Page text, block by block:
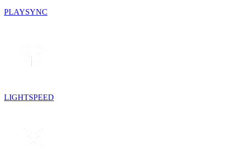
PLAYSYNC
LIGHTSPEED